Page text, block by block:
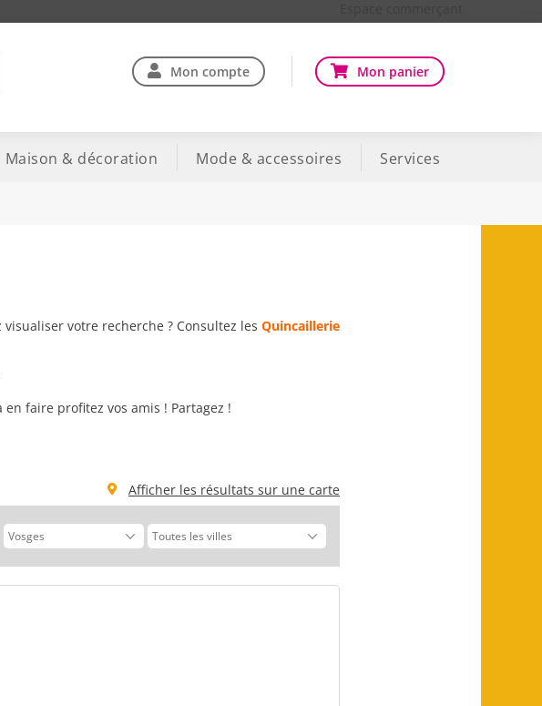
Mon compte Mon panier
Maison & décoration Mode & accessoires Services
votre recherche ? Consultez les Quincaillerie
en faire profitez vos amis ! Partagez !
Afficher les résultats sur une carte